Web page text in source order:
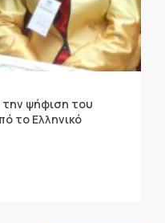
την ψήφιση του
το Ελληνικό